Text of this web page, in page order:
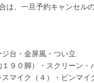
は、一旦予約キャンセル
台・金屏風・つい立
９０脚）・スクリーン・
マイク（４）・ピンマイ